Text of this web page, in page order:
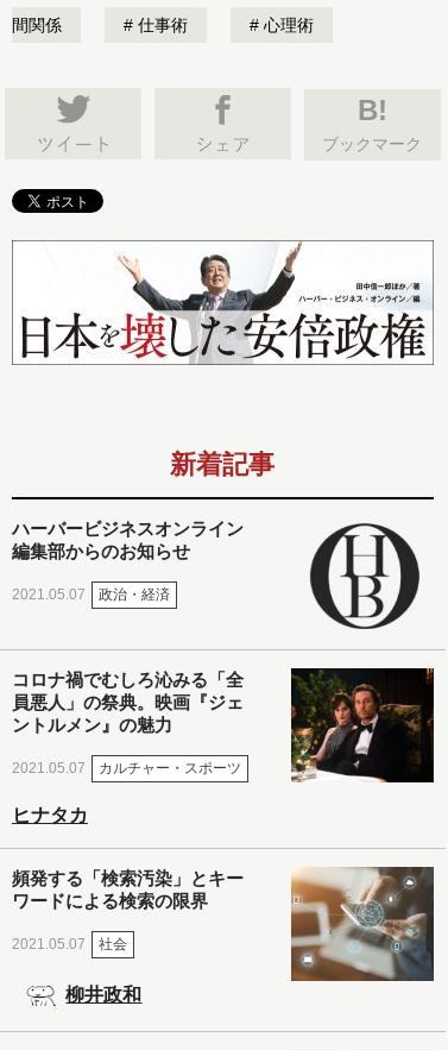
間関係 仕事術 心理術
B!
ブックマーク
新着記事
ハーバービジネスオンライン
編集部からのお知らせ
2021.05.07 政治・経済
コロナ禍でむしろ沁みる「全
員悪人」の祭典。映画『ジェ
ントルメン』の魅力
2021.05.07 カルチャー・スポーツ
ヒナタカ
頻発する「検索汚染」とキー
ワードによる検索の限界
2021.05.07 社会
柳井政和